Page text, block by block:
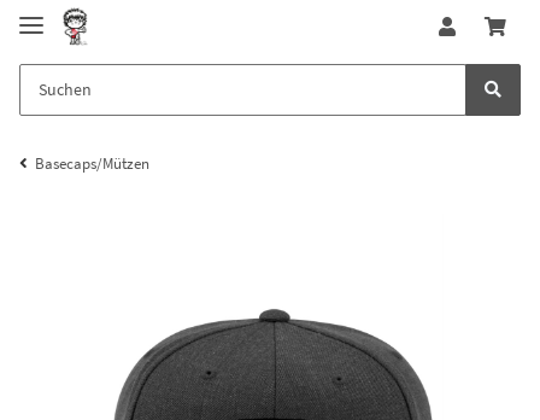
Basecaps/Mützen